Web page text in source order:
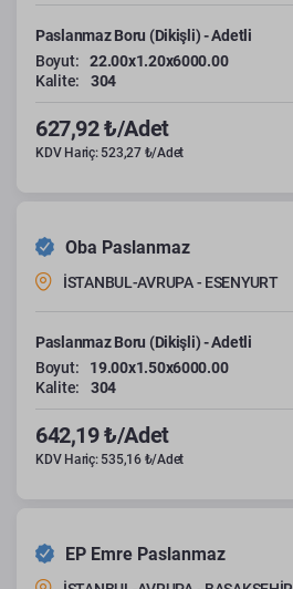
Paslanmaz Boru (Dikişli) - Adetli
Boyut:
22.00x1.20x6000.00
Kalite:
304
627,92 ₺/Adet
KDV Hariç: 523,27 ₺/Adet
Oba Paslanmaz
İSTANBUL-AVRUPA - ESENYURT
Paslanmaz Boru (Dikişli) - Adetli
Boyut:
19.00x1.50x6000.00
Kalite:
304
642,19 ₺/Adet
KDV Hariç: 535,16 ₺/Adet
EP Emre Paslanmaz